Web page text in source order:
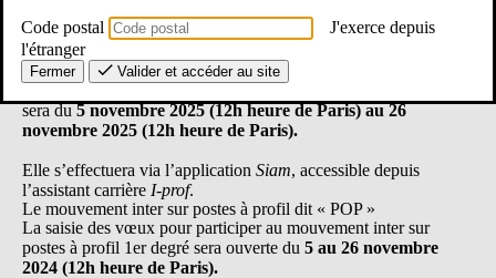
Le mouvement inter « classique »
sera du5 novembre 2025 (12h heure de Paris) au 26
novembre 2025 (12h heure de Paris).
Elle s’effectuera via l’application Siam, accessible depuis
l’assistant carrière I-prof.
Le mouvement inter sur postes à profil dit « POP »
La saisie des vœux pour participer au mouvement inter sur
postes à profil 1er degré sera ouverte du 5 au 26 novembre
2024 (12h heure de Paris).
Code postal
J'exerce depuis
l'étranger
Fermer Valider et accéder au site